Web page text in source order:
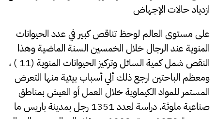
ازدياد حالات الإجهاض
على مستوى العالم لوحظ تناقص كبير في عدد الحيوانات
المنوية عند الرجال خلال الخمسين السنة الماضية وهذا
النقص شمل كمية السائل وتركيز الحيوانات المنوية (11 ) ،
ومعظم الباحتين ارجع ذلك ألي أسباب بيئية منها التعرض
المستمر للمواد الكيماوية خلال العمل أو العيش بمناطق
صناعية ملوثة. دراسة لعدد 1351 رجل بمدينة باريس ما